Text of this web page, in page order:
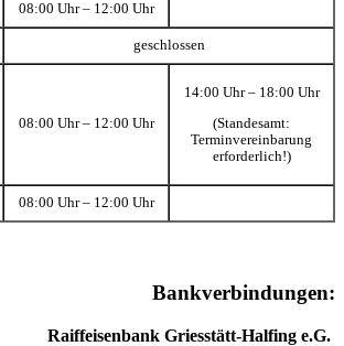
08:00 Uhr – 12:00 Uhr
geschlossen
08:00 Uhr – 12:00 Uhr
14:00 Uhr – 18:00 Uhr
(Standesamt:
Terminvereinbarung
erforderlich!)
08:00 Uhr – 12:00 Uhr
Bankverbindungen:
Raiffeisenbank Griesstätt-Halfing e.G.